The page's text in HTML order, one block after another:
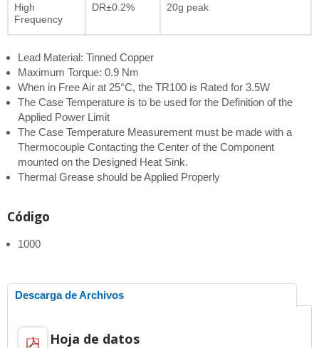
High
Frequency
DR±0.2% 20g peak
Lead Material: Tinned Copper
Maximum Torque: 0.9 Nm
When in Free Air at 25°C, the TR100 is Rated for 3.5W
The Case Temperature is to be used for the Definition of the
Applied Power Limit
The Case Temperature Measurement must be made with a
Thermocouple Contacting the Center of the Component
mounted on the Designed Heat Sink.
Thermal Grease should be Applied Properly
Código
1000
Descarga de Archivos
Hoja de datos